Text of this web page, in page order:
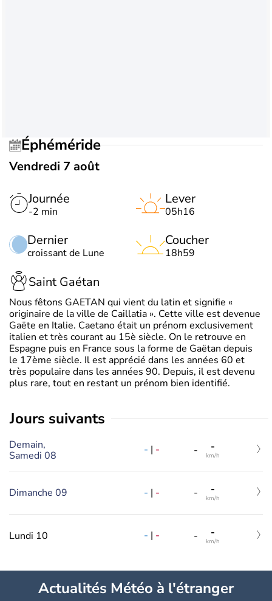
Éphéméride
Vendredi 7 août
Journée
-2 min
Dernier
croissant de Lune
Lever
05h16
Coucher
18h59
Saint Gaétan
Nous fêtons GAETAN qui vient du latin et signifie «
originaire de la ville de Caillatia ». Cette ville est devenue
Gaëte en Italie. Caetano était un prénom exclusivement
italien et très courant au 15è siècle. On le retrouve en
Espagne puis en France sous la forme de Gaëtan depuis
le 17ème siècle. Il est apprécié dans les années 60 et
très populaire dans les années 90. Depuis, il est devenu
plus rare, tout en restant un prénom bien identifié.
jours suivants
Demain,
Samedi 08
- | - - -
km/h
Dimanche 09 - | - - -
km/h
Lundi 10 - | - - -
km/h
Actualités Météo à l'étranger